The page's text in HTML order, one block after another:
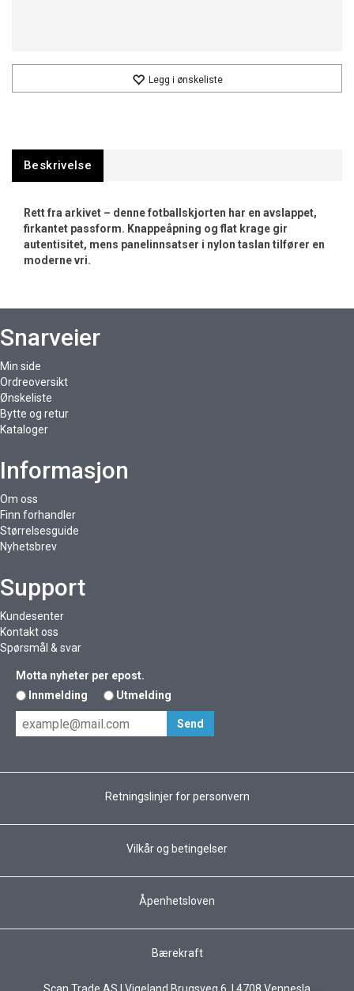
Legg i ønskeliste
Beskrivelse
Rett fra arkivet – denne fotballskjorten har en avslappet,
firkantet passform. Knappeåpning og flat krage gir
autentisitet, mens panelinnsatser i nylon taslan tilfører en
moderne vri.
Snarveier
Min side
Ordreoversikt
Ønskeliste
Bytte og retur
Kataloger
Informasjon
Om oss
Finn forhandler
Størrelsesguide
Nyhetsbrev
Support
Kundesenter
Kontakt oss
Spørsmål & svar
Motta nyheter per epost.
Innmelding
Utmelding
Retningslinjer for personvern
Vilkår og betingelser
Åpenhetsloven
Bærekraft